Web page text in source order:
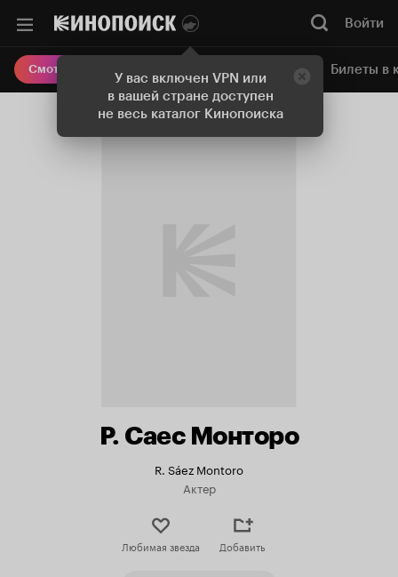
У вас включен VPN или
в вашей стране доступен
не весь каталог Кинопоиска
Войти
Смотреть кино Онлайн-кинотеатр Билеты в
Р. Саес Монторо
R. Sáez Montoro
Актер
Любимая звезда Добавить